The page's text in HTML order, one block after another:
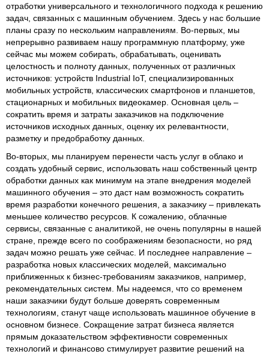
отработки универсального и технологичного подхода к решению
задач, связанных с машинным обучением. Здесь у нас большие
планы сразу по нескольким направлениям. Во-первых, мы
непрерывно развиваем нашу программную платформу, уже
сейчас мы можем собирать, обрабатывать, оценивать
целостность и полноту данных, полученных от различных
источников: устройств Industrial IoT, специализированных
мобильных устройств, классических смартфонов и планшетов,
стационарных и мобильных видеокамер. Основная цель –
сократить время и затраты заказчиков на подключение
источников исходных данных, оценку их релевантности,
разметку и предобработку данных.
Во-вторых, мы планируем перенести часть услуг в облако и
создать удобный сервис, использовать наш собственный центр
обработки данных как минимум на этапе внедрения моделей
машинного обучения – это даст нам возможность сократить
время разработки конечного решения, а заказчику – привлекать
меньшее количество ресурсов. К сожалению, облачные
сервисы, связанные с аналитикой, не очень популярны в нашей
стране, прежде всего по соображениям безопасности, но ряд
задач можно решать уже сейчас. И последнее направление –
разработка новых классических моделей, максимально
приближенных к бизнес-требованиям заказчиков, например,
рекомендательных систем. Мы надеемся, что со временем
наши заказчики будут больше доверять современным
технологиям, станут чаще использовать машинное обучение в
основном бизнесе. Сокращение затрат бизнеса является
прямым доказательством эффективности современных
технологий и финансово стимулирует развитие решений на